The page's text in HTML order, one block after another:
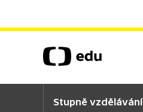
Stupně vzdělávání